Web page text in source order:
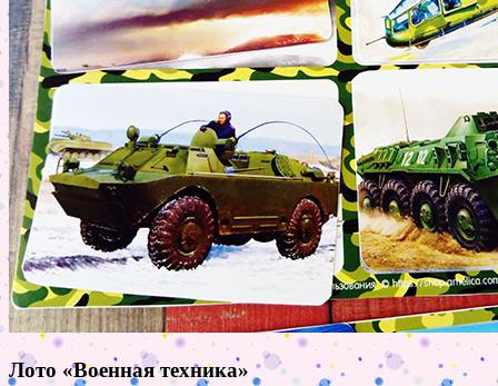
Лото «Военная техника»